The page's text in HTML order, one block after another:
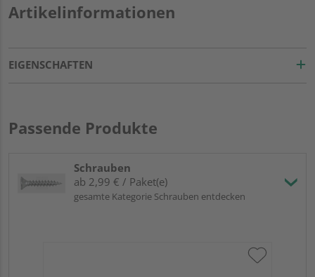
Artikelinformationen
EIGENSCHAFTEN
Passende Produkte
Schrauben
ab 2,99 € / Paket(e)
gesamte Kategorie Schrauben entdecken